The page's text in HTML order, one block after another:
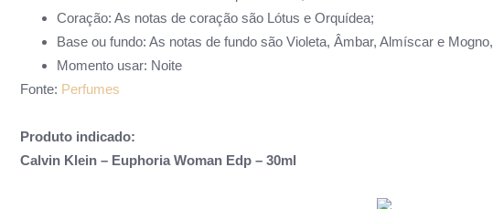
Coração: As notas de coração são Lótus e Orquídea;
Base ou fundo: As notas de fundo são Violeta, Âmbar, Almíscar e Mogno,
Momento usar: Noite
Fonte: Perfumes
Produto indicado:
Calvin Klein – Euphoria Woman Edp – 30ml